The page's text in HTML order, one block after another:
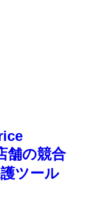
舗の競合
ツール